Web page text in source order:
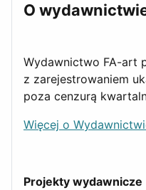
O
Wydawnictwo FA-art
z zarejestrowaniem
poza cenzurą
Więcej o
Projekty wydawnicze